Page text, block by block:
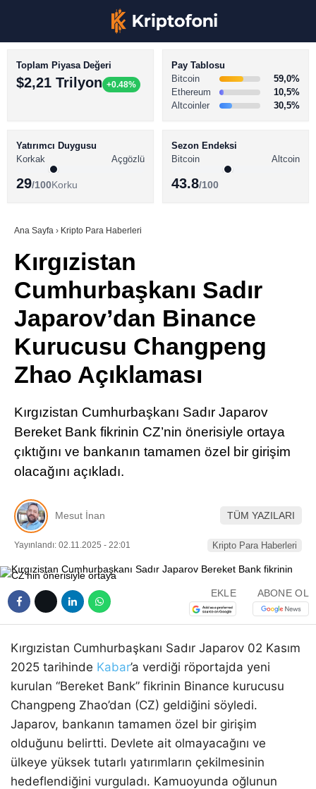
TikTok
Telegram
BİTCOİN HABERLERİ
ALTCOİN HABERLERİ
SÖZLÜK
Toplam Piyasa Değeri
$2,21 Trilyon +0.48%
Pay Tablosu
Bitcoin
59,0%
Ethereum
10,5%
Altcoinler
30,5%
Yatırımcı Duygusu
Korkak
Açgözlü
29/100Korku
Sezon Endeksi
Bitcoin
Altcoin
43.8/100
Ana Sayfa › Kripto Para Haberleri
Kırgızistan
Cumhurbaşkanı Sadır
Japarov’dan Binance
Kurucusu Changpeng
Zhao Açıklaması
Kırgızistan Cumhurbaşkanı Sadır Japarov
Bereket Bank fikrinin CZ’nin önerisiyle ortaya
çıktığını ve bankanın tamamen özel bir girişim
olacağını açıkladı.
Mesut İnan TÜM YAZILARI
Yayınlandı: 02.11.2025 - 22:01 Kripto Para Haberleri
EKLE ABONE OL
Kırgızistan Cumhurbaşkanı Sadır Japarov 02 Kasım
2025 tarihinde Kabar’a verdiği röportajda yeni
kurulan “Bereket Bank” fikrinin Binance kurucusu
Changpeng Zhao’dan (CZ) geldiğini söyledi.
Japarov, bankanın tamamen özel bir girişim
olduğunu belirtti. Devlete ait olmayacağını ve
ülkeye yüksek tutarlı yatırımların çekilmesinin
hedeflendiğini vurguladı. Kamuoyunda oğlunun